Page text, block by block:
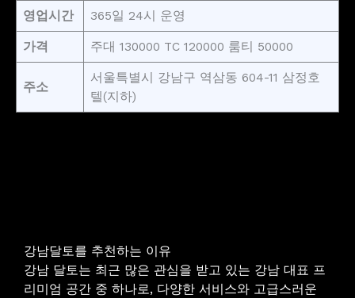
영업시간 365일 24시 운영
가격 주대 130000 TC 120000 룸티 50000
주소
서울특별시 강남구 역삼동 604-11 삼정호
텔(지하)
강남달토를 추천하는 이유
강남 달토는 최근 많은 관심을 받고 있는 강남 대표 프
리미엄 공간 중 하나로, 다양한 서비스와 고급스러운